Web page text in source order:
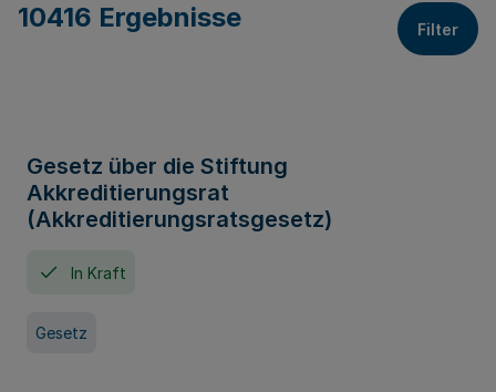
10416 Ergebnisse Filter
Gesetz über die Stiftung
Akkreditierungsrat
(Akkreditierungsratsgesetz)
In Kraft
Gesetz